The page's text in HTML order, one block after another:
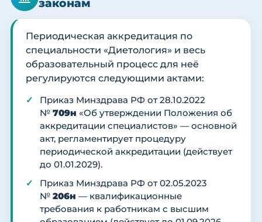
законам
Периодическая аккредитация по
специальности «Диетология» и весь
образовательный процесс для неё
регулируются следующими актами:
Приказ Минздрава РФ от 28.10.2022
№ 709н «Об утверждении Положения об
аккредитации специалистов» — основной
акт, регламентирует процедуру
периодической аккредитации (действует
до 01.01.2029).
Приказ Минздрава РФ от 02.05.2023
№ 206н — квалификационные
требования к работникам с высшим